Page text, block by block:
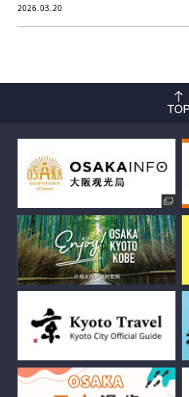
2026.03.20